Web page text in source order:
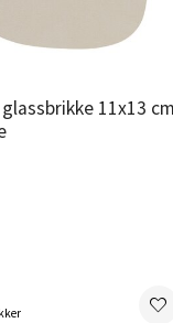
2, 5401 Stord
10-17
Senter
7 - 9, 0485 Oslo